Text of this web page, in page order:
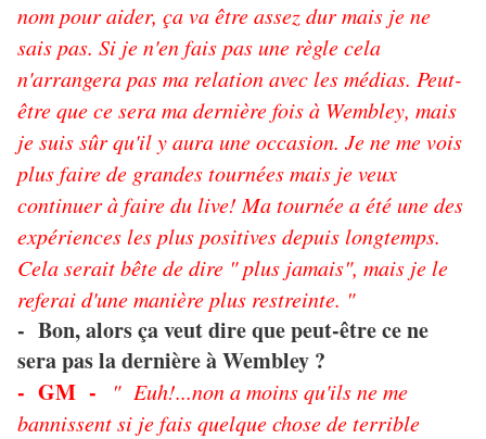
nom pour aider, ça va être assez dur mais je ne
sais pas. Si je n'en fais pas une règle cela
n'arrangera pas ma relation avec les médias. Peut-
être que ce sera ma dernière fois à Wembley, mais
je suis sûr qu'il y aura une occasion. Je ne me vois
plus faire de grandes tournées mais je veux
continuer à faire du live! Ma tournée a été une des
expériences les plus positives depuis longtemps.
Cela serait bête de dire " plus jamais", mais je le
referai d'une manière plus restreinte. "
- Bon, alors ça veut dire que peut-être ce ne
sera pas la dernière à Wembley ?
- GM -
" Euh!...non a moins qu'ils ne me
bannissent si je fais quelque chose de terrible